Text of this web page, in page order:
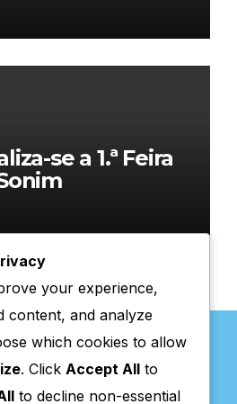
se a 1.ª Feira
your experience,
content, and analyze
which cookies to allow
. Click Accept All to
to decline non-essential